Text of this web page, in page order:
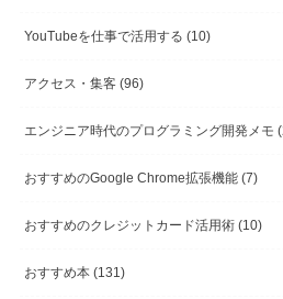
YouTubeを仕事で活用する (10)
アクセス・集客 (96)
エンジニア時代のプログラミング開発メモ
おすすめのGoogle Chrome拡張機能 (7)
おすすめのクレジットカード活用術 (10)
おすすめ本 (131)